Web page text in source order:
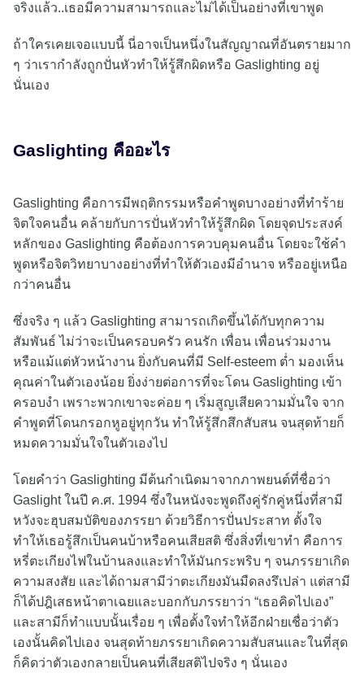
จริงแล้ว..เธอมีความสามารถและไม่ได้เป็นอย่างที่เขาพูด
ถ้าใครเคยเจอแบบนี้ นี่อาจเป็นหนึ่งในสัญญาณที่อันตรายมาก
ๆ ว่าเรากำลังถูกปั่นหัวทำให้รู้สึกผิดหรือ Gaslighting อยู่
นั่นเอง
Gaslighting คืออะไร
Gaslighting คือการมีพฤติกรรมหรือคำพูดบางอย่างที่ทำร้าย
จิตใจคนอื่น คล้ายกับการปั่นหัวทำให้รู้สึกผิด โดยจุดประสงค์
หลักของ Gaslighting คือต้องการควบคุมคนอื่น โดยจะใช้คำ
พูดหรือจิตวิทยาบางอย่างที่ทำให้ตัวเองมีอำนาจ หรืออยู่เหนือ
กว่าคนอื่น
ซึ่งจริง ๆ แล้ว Gaslighting สามารถเกิดขึ้นได้กับทุกความ
สัมพันธ์ ไม่ว่าจะเป็นครอบครัว คนรัก เพื่อน เพื่อนร่วมงาน
หรือแม้แต่หัวหน้างาน ยิ่งกับคนที่มี Self-esteem ต่ำ มองเห็น
คุณค่าในตัวเองน้อย ยิ่งง่ายต่อการที่จะโดน Gaslighting เข้า
ครอบงำ เพราะพวกเขาจะค่อย ๆ เริ่มสูญเสียความมั่นใจ จาก
คำพูดที่โดนกรอกหูอยู่ทุกวัน ทำให้รู้สึกสึกสับสน จนสุดท้ายก็
หมดความมั่นใจในตัวเองไป
โดยคำว่า Gaslighting มีต้นกำเนิดมาจากภาพยนต์ที่ชื่อว่า
Gaslight ในปี ค.ศ. 1994 ซึ่งในหนังจะพูดถึงคู่รักคู่หนึ่งที่สามี
หวังจะฮุบสมบัติของภรรยา ด้วยวิธีการปั่นประสาท ตั้งใจ
ทำให้เธอรู้สึกเป็นคนบ้าหรือคนเสียสติ ซึ่งสิ่งที่เขาทำ คือการ
หรี่ตะเกียงไฟในบ้านลงและทำให้มันกระพริบ ๆ จนภรรยาเกิด
ความสงสัย และได้ถามสามีว่าตะเกียงมันมืดลงรึเปล่า แต่สามี
ก็ได้ปฎิเสธหน้าตาเฉยและบอกกับภรรยาว่า “เธอคิดไปเอง”
และสามีก็ทำแบบนั้นเรื่อย ๆ เพื่อตั้งใจทำให้อีกฝ่ายเชื่อว่าตัว
เองนั้นคิดไปเอง จนสุดท้ายภรรยาเกิดความสับสนและในที่สุด
ก็คิดว่าตัวเองกลายเป็นคนที่เสียสติไปจริง ๆ นั่นเอง